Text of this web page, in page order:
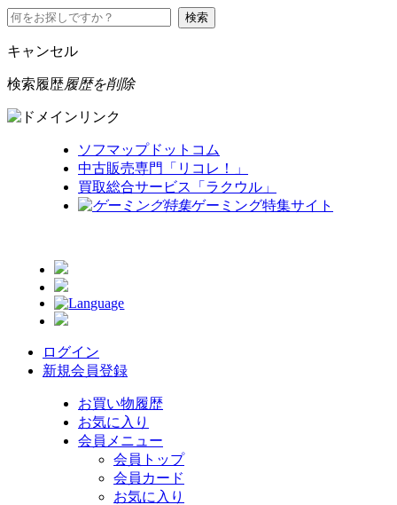
キャンセル
検索履歴履歴を削除
ソフマップドットコム
中古販売専門「リコレ！」
買取総合サービス「ラクウル」
ゲーミング特集サイト
ログイン
新規会員登録
お買い物履歴
お気に入り
会員メニュー
会員トップ
会員カード
お気に入り